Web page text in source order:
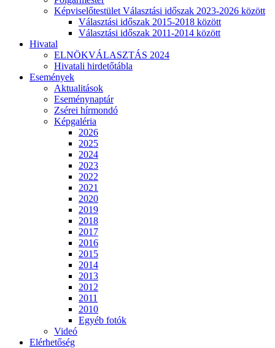
Képviselőtestület Választási időszak 2023-2026 között
Választási időszak 2015-2018 között
Választási időszak 2011-2014 között
Hivatal
ELNÖKVÁLASZTÁS 2024
Hivatali hirdetőtábla
Események
Aktualitások
Eseménynaptár
Zsérei hírmondó
Képgaléria
2026
2025
2024
2023
2022
2021
2020
2019
2018
2017
2016
2015
2014
2013
2012
2011
2010
Egyéb fotók
Videó
Elérhetőség